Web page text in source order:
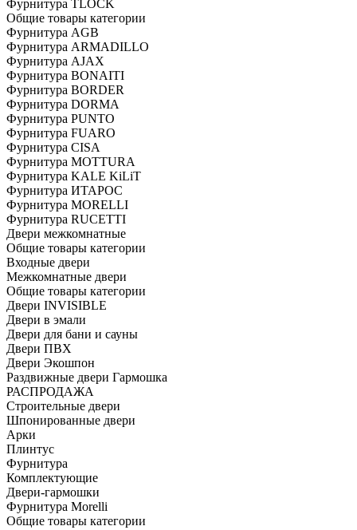
Фурнитура TLOCK
Общие товары категории
Фурнитура AGB
Фурнитура ARMADILLO
Фурнитура AJAX
Фурнитура BONAITI
Фурнитура BORDER
Фурнитура DORMA
Фурнитура PUNTO
Фурнитура FUARO
Фурнитура CISA
Фурнитура MOTTURA
Фурнитура KALE KiLiT
Фурнитура ИТАРОС
Фурнитура MORELLI
Фурнитура RUCETTI
Двери межкомнатные
Общие товары категории
Входные двери
Межкомнатные двери
Общие товары категории
Двери INVISIBLE
Двери в эмали
Двери для бани и сауны
Двери ПВХ
Двери Экошпон
Раздвижные двери Гармошка
РАСПРОДАЖА
Строительные двери
Шпонированные двери
Арки
Плинтус
Фурнитура
Комплектующие
Двери-гармошки
Фурнитура Morelli
Общие товары категории